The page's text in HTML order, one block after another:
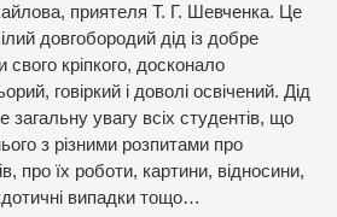
приятеля Т. Г. Шевченка. Це
довгобородий дід із добре
кріпкого, досконало
говіркий і доволі освічений. Дід
загальну увагу всіх студентів, що
з різними розпитами про
про їх роботи, картини, відносини,
випадки тощо…